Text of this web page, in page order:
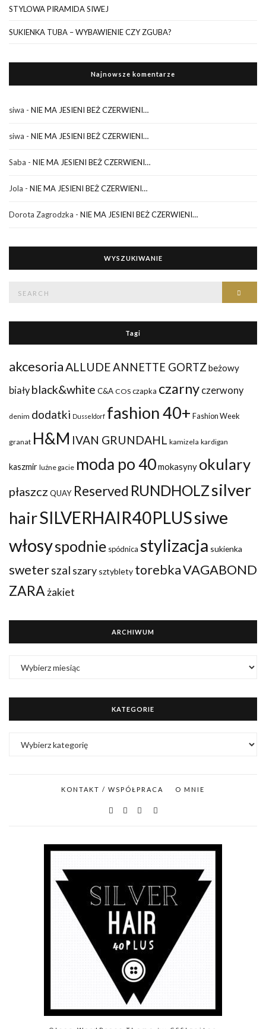
STYLOWA PIRAMIDA SIWEJ
SUKIENKA TUBA – WYBAWIENIE CZY ZGUBA?
Najnowsze komentarze
siwa - NIE MA JESIENI BEŻ CZERWIENI…
siwa - NIE MA JESIENI BEŻ CZERWIENI…
Saba - NIE MA JESIENI BEŻ CZERWIENI…
Jola - NIE MA JESIENI BEŻ CZERWIENI…
Dorota Zagrodzka - NIE MA JESIENI BEŻ CZERWIENI…
WYSZUKIWANIE
Tagi
akcesoriaALLUDEANNETTE GORTZ beżowy
biały black&white C&A COS czapka czarny czerwony
denim dodatki Dusseldorf fashion 40+ Fashion Week
granat H&M IVAN GRUNDAHL kamizela kardigan
kaszmir luźne gacie moda po 40mokasyny okulary
płaszcz QUAY Reserved RUNDHOLZsilver
hairSILVERHAIR40PLUSsiwe
włosyspodnie spódnica stylizacja sukienka
sweterszal szary sztyblety torebkaVAGABOND
ZARA żakiet
ARCHIWUM
KATEGORIE
KONTAKT / WSPÓŁPRACA O MNIE